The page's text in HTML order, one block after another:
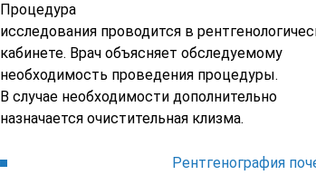
Процедура
исследования проводится в
кабинете. Врач объясняет обследуемому
необходимость проведения процедуры.
В случае необходимости дополнительно
назначается очистительная клизма.
Рентгенография